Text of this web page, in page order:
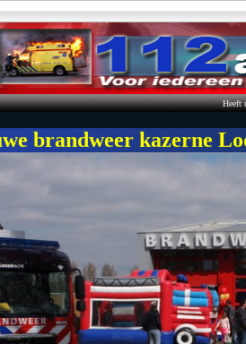
Heeft
brandweer kazerne